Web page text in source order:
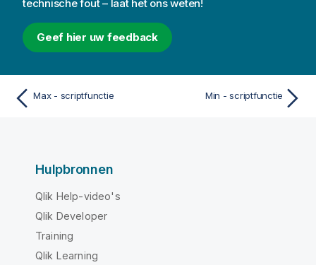
technische fout – laat het ons weten!
Geef hier uw feedback
Max - scriptfunctie Min - scriptfunctie
Hulpbronnen
Qlik Help-video's
Qlik Developer
Training
Qlik Learning